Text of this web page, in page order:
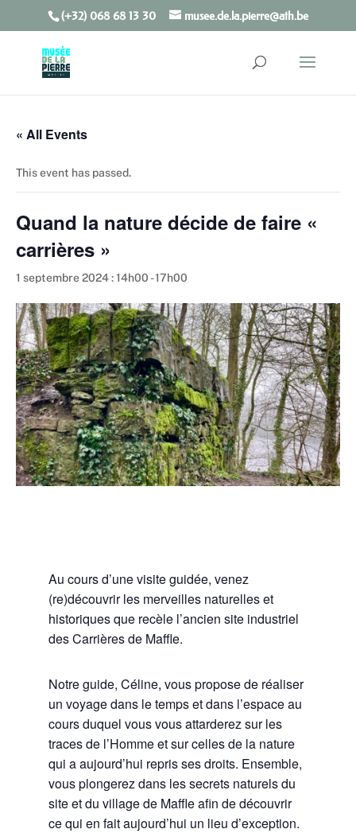
Open toolbar
(+32) 068 68 13 30 musee.de.la.pierre@ath.be
« All Events
This event has passed.
Quand la nature décide de faire «
carrières »
1 septembre 2024 : 14h00 -17h00
Au cours d’une visite guidée, venez
(re)découvrir les merveilles naturelles et
historiques que recèle l’ancien site industriel
des Carrières de Maffle.
Notre guide, Céline, vous propose de réaliser
un voyage dans le temps et dans l’espace au
cours duquel vous vous attarderez sur les
traces de l’Homme et sur celles de la nature
qui a aujourd’hui repris ses droits. Ensemble,
vous plongerez dans les secrets naturels du
site et du village de Maffle afin de découvrir
ce qui en fait aujourd’hui un lieu d’exception.